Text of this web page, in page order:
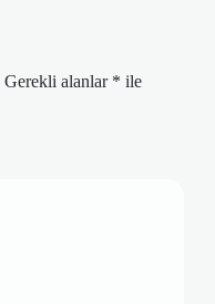
Gerekli alanlar * ile